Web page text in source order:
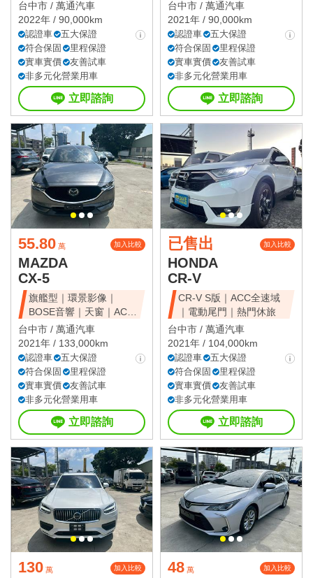
台中市 / 萬通汽車
2022年 / 90,000km
認證車
五大保證
符合保固
里程保證
實車實價
友善試車
非多元化營業用車
立即諮詢
台中市 / 萬通汽車
2021年 / 90,000km
認證車
五大保證
符合保固
里程保證
實車實價
友善試車
非多元化營業用車
立即諮詢
55.80 萬 加入比較
MAZDA
CX-5
旗艦型｜環景影像｜
BOSE音響｜天窗｜ACC
全速域｜質感休旅
台中市 / 萬通汽車
2021年 / 133,000km
認證車
五大保證
符合保固
里程保證
實車實價
友善試車
非多元化營業用車
立即諮詢
已售出 加入比較
HONDA
CR-V
CR-V S版｜ACC全速域
｜電動尾門｜熱門休旅
台中市 / 萬通汽車
2021年 / 104,000km
認證車
五大保證
符合保固
里程保證
實車實價
友善試車
非多元化營業用車
立即諮詢
130 萬 加入比較 48 萬 加入比較